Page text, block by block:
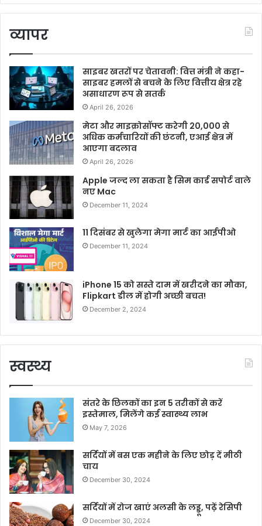
व्यापर
साइबर खतरों पर चेतावनी: वित्त मंत्री ने कहा-
साइबर हमलों से बचने के लिए वित्तीय क्षेत्र रहे
असाधारण रूप से सतर्क
April 26, 2026
मेटा और माइक्रोसॉफ्ट करेगी 20,000 से
अधिक कर्मचारियों की छंटनी, एआई क्षेत्र में
आएगा बदलाव
April 26, 2026
Apple जल्द ला सकता है सिम कार्ड सपोर्ट वाले
नए Mac
December 11, 2024
11 दिसंबर से खुलेगा मेगा मार्ट का आईपीओ
December 11, 2024
iPhone 15 को सस्ते दाम में खरीदने का मौका,
Flipkart डील में होगी अच्छी बचत!
December 2, 2024
स्वस्थ्य
संतरे के छिलकों का इन 5 तरीकों से करें
इस्तेमाल, मिलेंगे कई स्वास्थ्य लाभ
May 7, 2026
सर्दियों में बस एक महीने के लिए छोड़ दें मीठी
चाय
December 30, 2024
सर्दियों में रोज खाएं अलसी के लड्डू, पढ़ें रेसिपी
December 30, 2024